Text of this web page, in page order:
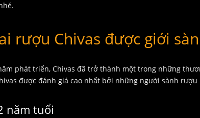
rượu Chivas được giới
phát triển, Chivas đã trở thành một trong những
được đánh giá cao nhất bởi những người sành rượu
năm tuổi